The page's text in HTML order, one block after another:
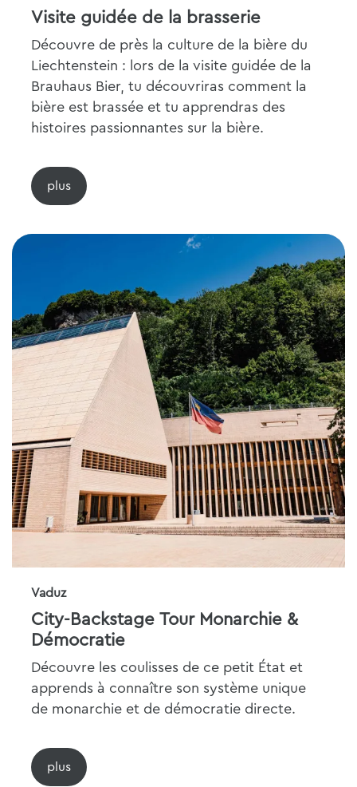
Visite guidée de la brasserie
Découvre de près la culture de la bière du
Liechtenstein : lors de la visite guidée de la
Brauhaus Bier, tu découvriras comment la
bière est brassée et tu apprendras des
histoires passionnantes sur la bière.
Vaduz
City-Backstage Tour Monarchie &
Démocratie
Découvre les coulisses de ce petit État et
apprends à connaître son système unique
de monarchie et de démocratie directe.